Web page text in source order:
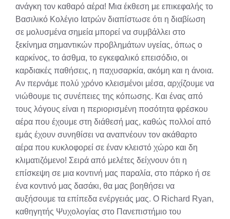
ανάγκη τον καθαρό αέρα! Μια έκθεση με επικεφαλής το
Βασιλικό Κολέγιο Ιατρών διαπίστωσε ότι η διαβίωση
σε μολυσμένα σημεία μπορεί να συμβάλλει στο
ξεκίνημα σημαντικών προβλημάτων υγείας, όπως ο
καρκίνος, το άσθμα, το εγκεφαλικό επεισόδιο, οι
καρδιακές παθήσεις, η παχυσαρκία, ακόμη και η άνοια.
Αν περνάμε πολύ χρόνο κλεισμένοι μέσα, αρχίζουμε να
νιώθουμε τις συνέπειες της κόπωσης. Και ένας από
τους λόγους είναι η περιορισμένη ποσότητα φρέσκου
αέρα που έχουμε στη διάθεσή μας, καθώς πολλοί από
εμάς έχουν συνηθίσει να αναπνέουν τον ακάθαρτο
αέρα που κυκλοφορεί σε έναν κλειστό χώρο και δη
κλιματιζόμενο! Σειρά από μελέτες δείχνουν ότι η
επίσκεψη σε μια κοντινή μας παραλία, στο πάρκο ή σε
ένα κοντινό μας δασάκι, θα μας βοηθήσει να
αυξήσουμε τα επίπεδα ενέργειάς μας. Ο Richard Ryan,
καθηγητής Ψυχολογίας στο Πανεπιστήμιο του